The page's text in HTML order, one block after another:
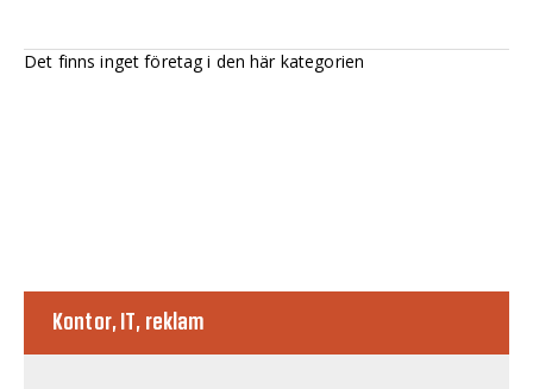
Det finns inget företag i den här kategorien
Kontor, IT, reklam